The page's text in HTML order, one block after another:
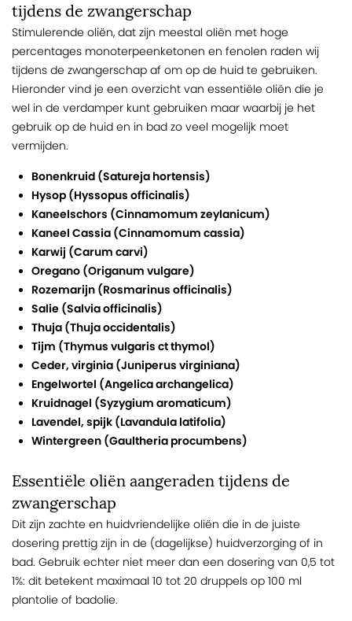
tijdens de zwangerschap
Stimulerende oliën, dat zijn meestal oliën met hoge
percentages monoterpeenketonen en fenolen raden wij
tijdens de zwangerschap af om op de huid te gebruiken.
Hieronder vind je een overzicht van essentiële oliën die je
wel in de verdamper kunt gebruiken maar waarbij je het
gebruik op de huid en in bad zo veel mogelijk moet
vermijden.
Bonenkruid (Satureja hortensis)
Hysop (Hyssopus officinalis)
Kaneelschors (Cinnamomum zeylanicum)
Kaneel Cassia (Cinnamomum cassia)
Karwij (Carum carvi)
Oregano (Origanum vulgare)
Rozemarijn (Rosmarinus officinalis)
Salie (Salvia officinalis)
Thuja (Thuja occidentalis)
Tijm (Thymus vulgaris ct thymol)
Ceder, virginia (Juniperus virginiana)
Engelwortel (Angelica archangelica)
Kruidnagel (Syzygium aromaticum)
Lavendel, spijk (Lavandula latifolia)
Wintergreen (Gaultheria procumbens)
Essentiële oliën aangeraden tijdens de
zwangerschap
Dit zijn zachte en huidvriendelijke oliën die in de juiste
dosering prettig zijn in de (dagelijkse) huidverzorging of in
bad. Gebruik echter niet meer dan een dosering van 0,5 tot
1%: dit betekent maximaal 10 tot 20 druppels op 100 ml
plantolie of badolie.